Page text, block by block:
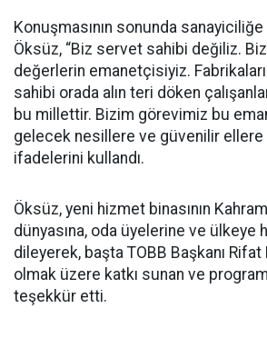
Konuşmasının sonunda sanayiciliğe
Öksüz, “Biz servet sahibi değiliz.
değerlerin emanetçisiyiz.
sahibi orada alın teri döken
bu millettir. Bizim görevimiz bu
gelecek nesillere ve güvenilir
ifadelerini kullandı.
Öksüz, yeni hizmet binasının
dünyasına, oda üyelerine ve ülkeye
dileyerek, başta TOBB Başkanı Rifat
olmak üzere katkı sunan ve
teşekkür etti.